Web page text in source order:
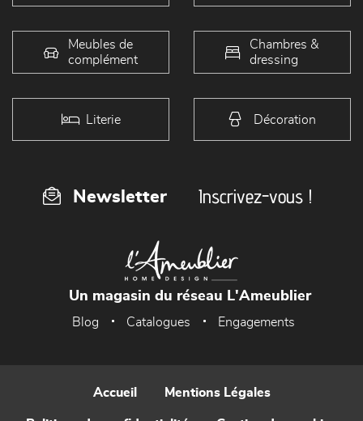
Meubles de
complément
Chambres &
dressing
Literie Décoration
Newsletter Inscrivez-vous !
Un magasin du réseau L'Ameublier
Blog Catalogues Engagements
Accueil Mentions Légales